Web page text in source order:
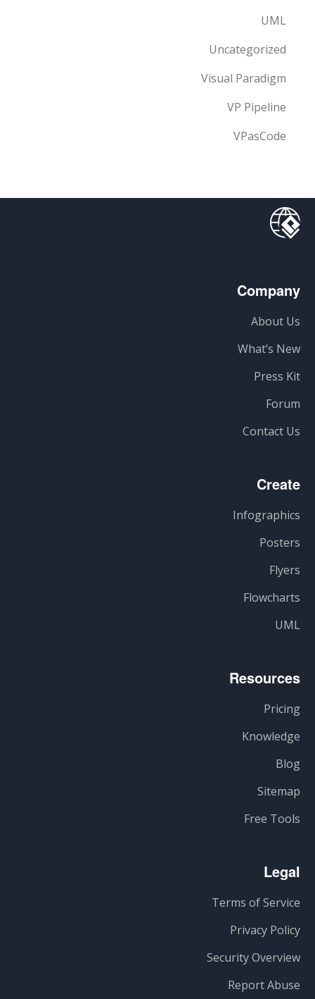
UML
Uncategorized
Visual Paradigm
VP Pipeline
VPasCode
Company
About Us
What’s New
Press Kit
Forum
Contact Us
Create
Infographics
Posters
Flyers
Flowcharts
UML
Resources
Pricing
Knowledge
Blog
Sitemap
Free Tools
Legal
Terms of Service
Privacy Policy
Security Overview
Report Abuse